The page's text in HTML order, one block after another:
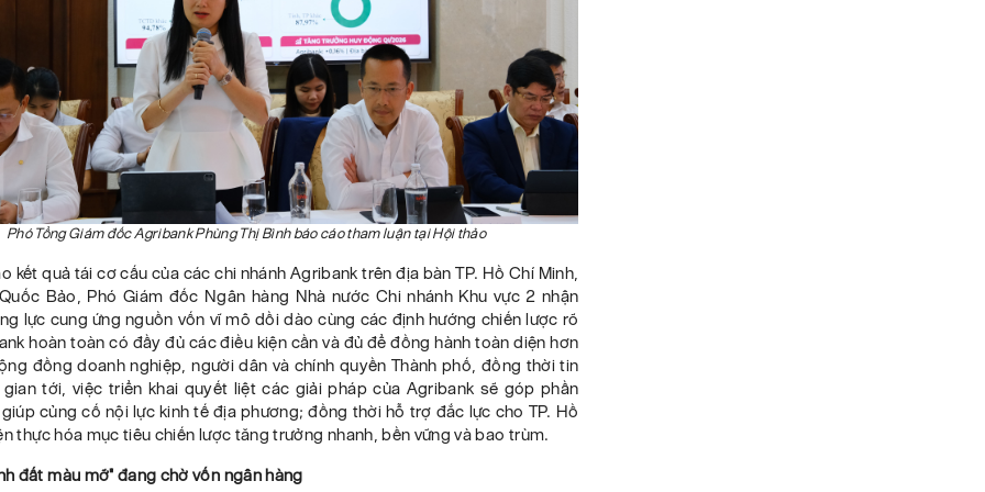
Phó Tổng Giám đốc Agribank Phùng Thị Bình báo cáo tham luận tại Hội thảo
kết quả tái cơ cấu của các chi nhánh Agribank trên địa bàn TP. Hồ Chí Minh,
Bảo, Phó Giám đốc Ngân hàng Nhà nước Chi nhánh Khu vực 2 nhận
lực cung ứng nguồn vốn vĩ mô dồi dào cùng các định hướng chiến lược rõ
hoàn toàn có đầy đủ các điều kiện cần và đủ để đồng hành toàn diện hơn
đồng doanh nghiệp, người dân và chính quyền Thành phố, đồng thời tin
tới, việc triển khai quyết liệt các giải pháp của Agribank sẽ góp phần
củng cố nội lực kinh tế địa phương; đồng thời hỗ trợ đắc lực cho TP. Hồ
thực hóa mục tiêu chiến lược tăng trưởng nhanh, bền vững và bao trùm.
đất màu mỡ" đang chờ vốn ngân hàng